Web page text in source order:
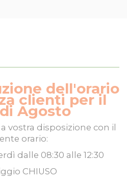
dell'orario
clienti per il
Agosto
vostra disposizione con il
orario:
dalle 08:30 alle 12:30
CHIUSO